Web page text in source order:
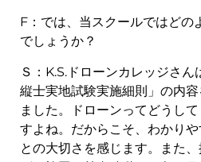
F：では、当スクールではどの
でしょうか？
Ｓ：K.S.ドローンカレッジさ
縦士実地試験実施細則」の内
ました。ドローンってどうし
すよね。だからこそ、わかり
との大切さを感じます。また